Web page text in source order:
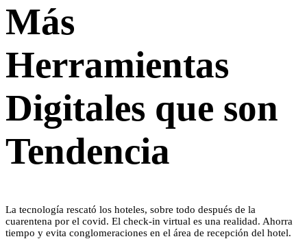
Más
Herramientas
Digitales que son
Tendencia
La tecnología rescató los hoteles, sobre todo después de la
cuarentena por el covid. El check-in virtual es una realidad. Ahorra
tiempo y evita conglomeraciones en el área de recepción del hotel.